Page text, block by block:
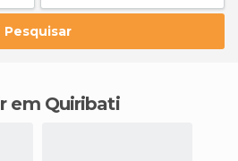
Pesquisar
em Quiribati